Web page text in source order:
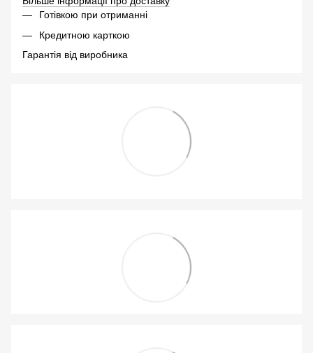
Готівкою при отриманні
Кредитною карткою
Гарантія від виробника